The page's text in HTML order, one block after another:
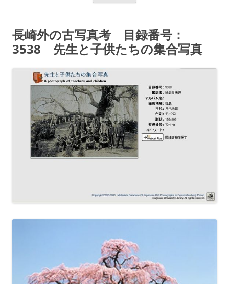
ス
キ
ッ
プ
長崎外の古写真考 目録番号：
3538 先生と子供たちの集合写真